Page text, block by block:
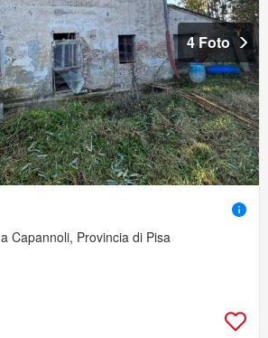
4 Foto
a Capannoli, Provincia di Pisa